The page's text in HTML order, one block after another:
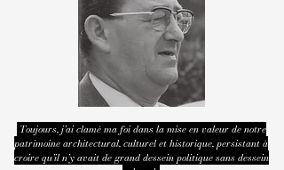
Toujours, j’ai clamé ma foi dans la mise en valeur de notre
patrimoine architectural, culturel et historique, persistant à
croire qu’il n’y avait de grand dessein politique sans dessein